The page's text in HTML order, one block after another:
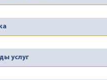
услуг